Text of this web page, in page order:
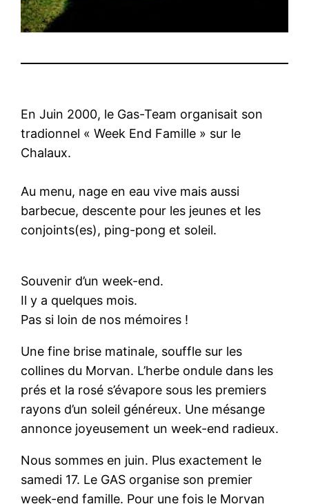
En Juin 2000, le Gas-Team organisait son
tradionnel « Week End Famille » sur le
Chalaux.
Au menu, nage en eau vive mais aussi
barbecue, descente pour les jeunes et les
conjoints(es), ping-pong et soleil.
Souvenir d’un week-end.
Il y a quelques mois.
Pas si loin de nos mémoires !
Une fine brise matinale, souffle sur les
collines du Morvan. L’herbe ondule dans les
prés et la rosé s’évapore sous les premiers
rayons d’un soleil généreux. Une mésange
annonce joyeusement un week-end radieux.
Nous sommes en juin. Plus exactement le
samedi 17. Le GAS organise son premier
week-end famille. Pour une fois le Morvan